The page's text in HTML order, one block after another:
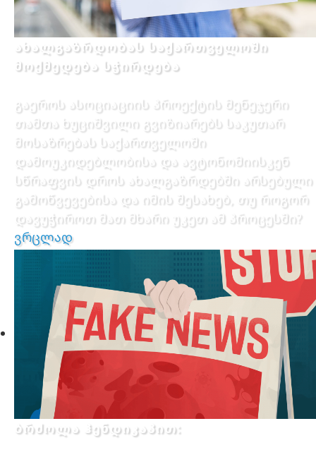
ახალგაზრდობას საქართველოში
მოქმედება სჭირდება
გაეროს ასოციაციის პროექტის მენეჯერი
თამთა ხუციშვილი გვიზიარებს საკუთარ
მოსაზრებას საქართველოში
დამოუკიდებლობისა და ავტონომიისკენ
სწრაფვის დროს ახალგაზრდებში არსებული
გამოწვევებისა და იმის შესახებ, თუ როგორ
დავუჭიროთ მათ მხარი უკეთ ამ პროცესში?
ვრცლად
ბრძოლა ჰენდიკაპით: